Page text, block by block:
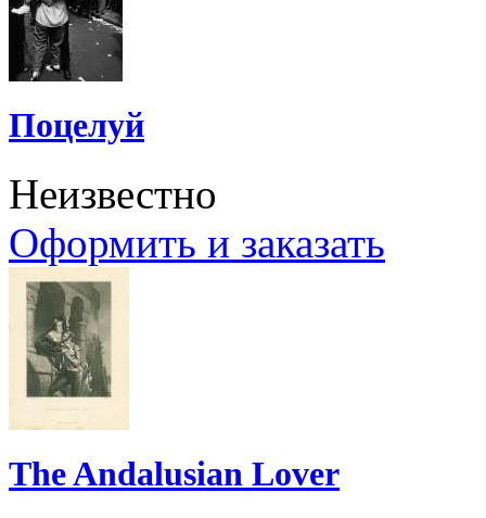
Поцелуй
Неизвестно
Оформить и заказать
The Andalusian Lover